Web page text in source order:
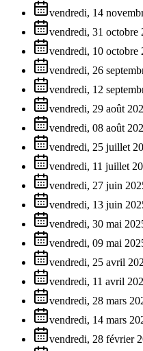
vendredi, 14
vendredi, 31 octobre
vendredi, 10 octobre
vendredi, 26
vendredi, 12
vendredi, 29 août
vendredi, 08 août
vendredi, 25 juillet
vendredi, 11 juillet
vendredi, 27 juin
vendredi, 13 juin
vendredi, 30 mai
vendredi, 09 mai
vendredi, 25 avril
vendredi, 11 avril
vendredi, 28 mars
vendredi, 14 mars
vendredi, 28 février